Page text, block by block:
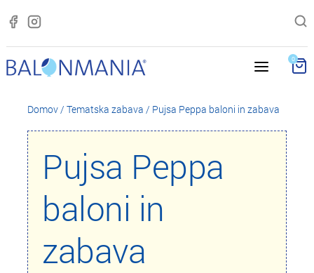
0
Domov/ Tematska zabava / Pujsa Peppa baloni in zabava
Pujsa Peppa
baloni in
zabava